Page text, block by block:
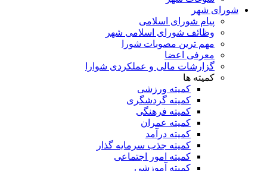
شورای شهر
پیام شورای اسلامی
وظائف شورای اسلامی شهر
مهم ترین مصوبات شورا
معرفی اعضا
گزارشات مالی و عملکردی شوارا
کمیته ها
کمیته ورزشی
کمیته گردشگری
کمیته فرهنگی
کمیته عمران
کمیته درآمد
کمیته جذب سرمایه گذار
کمیته امور اجتماعی
کمیته آموزشی